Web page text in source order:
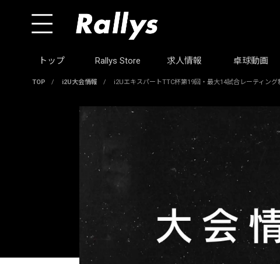
トップ Rallys Store 求人情報 卓球動画
TOP / i2U大会情報 / i2UエキスパートTTC杯第19回・最大14試合レーティン